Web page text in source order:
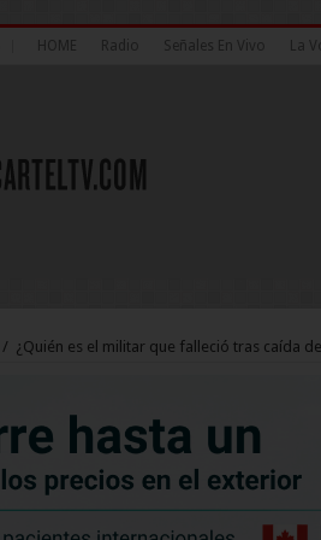
HOME Radio Señales En Vivo La
/ ¿Quién es el militar que falleció tras caída